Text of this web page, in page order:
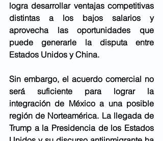
logra desarrollar ventajas competitivas
distintas a los bajos salarios y
aprovecha las oportunidades que
puede generarle la disputa entre
Estados Unidos y China.
Sin embargo, el acuerdo comercial no
será suficiente para lograr la
integración de México a una posible
región de Norteamérica. La llegada de
Trump a la Presidencia de los Estados